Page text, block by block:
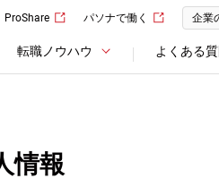
ProShare パソナで働く 企業
転職ノウハウ よくある
情報